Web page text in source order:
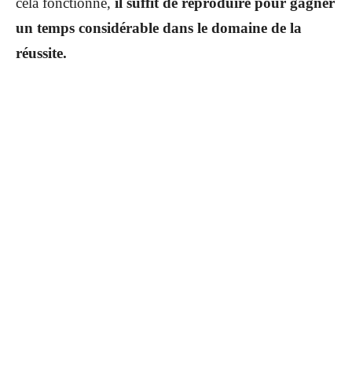
un temps considérable dans le domaine de la
réussite.